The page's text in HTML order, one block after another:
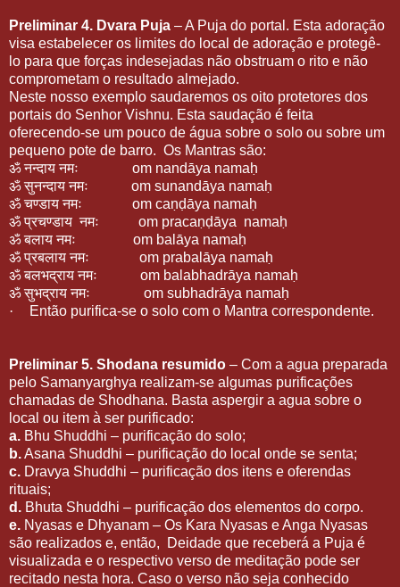
Preliminar 4. Dvara Puja – A Puja do portal. Esta adoração
visa estabelecer os limites do local de adoração e protegê-
lo para que forças indesejadas não obstruam o rito e não
comprometam o resultado almejado.
Neste nosso exemplo saudaremos os oito protetores dos
portais do Senhor Vishnu. Esta saudação é feita
oferecendo-se um pouco de água sobre o solo ou sobre um
pequeno pote de barro. Os Mantras são:
ॐ नन्दाय नमः
om nandāya namaḥ
ॐ सुनन्दाय नमः
om sunandāya namaḥ
ॐ चण्डाय नमः
om caṇḍāya namaḥ
ॐ प्रचण्डाय नमः om pracaṇḍāya namaḥ
ॐ बलाय नमः
om balāya namaḥ
ॐ प्रबलाय नमः
om prabalāya namaḥ
ॐ बलभद्राय नमः
om balabhadrāya namaḥ
ॐ सुभद्राय नमः
om subhadrāya namaḥ
·
Então purifica-se o solo com o Mantra correspondente.
Preliminar 5. Shodana resumido – Com a agua preparada
pelo Samanyarghya realizam-se algumas purificações
chamadas de Shodhana. Basta aspergir a agua sobre o
local ou item à ser purificado:
a. Bhu Shuddhi – purificação do solo;
b.Asana Shuddhi – purificação do local onde se senta;
c. Dravya Shuddhi – purificação dos itens e oferendas
rituais;
d. Bhuta Shuddhi – purificação dos elementos do corpo.
e. Nyasas e Dhyanam – Os Kara Nyasas e Anga Nyasas
são realizados e, então,
Deidade que receberá a Puja é
visualizada e o respectivo verso de meditação pode ser
recitado nesta hora. Caso o verso não seja conhecido